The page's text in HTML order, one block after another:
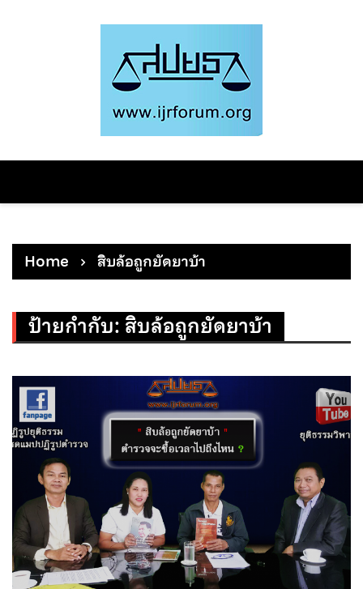
Home สิบล้อถูกยัดยาบ้า
ป้ายกำกับ: สิบล้อถูกยัดยาบ้า